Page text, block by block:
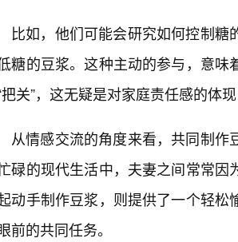
比如，他们可能会研究如何控制
糖的豆浆。这种主动的参与，意
把关”，这无疑是对家庭责任感的体
从情感交流的角度来看，共同制
碌的现代生活中，夫妻之间常常
动手制作豆浆，则提供了一个轻
前的共同任务。